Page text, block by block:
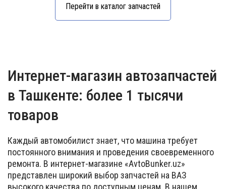
Перейти в каталог запчастей
Интернет-магазин автозапчастей
в Ташкенте: более 1 тысячи
товаров
Каждый автомобилист знает, что машина требует
постоянного внимания и проведения своевременного
ремонта. В интернет-магазине «AvtoBunker.uz»
представлен широкий выбор запчастей на ВАЗ
высокого качества по доступным ценам. В нашем